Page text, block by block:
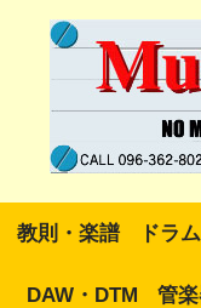
教則・楽譜 ドラム
DAW・DTM 管